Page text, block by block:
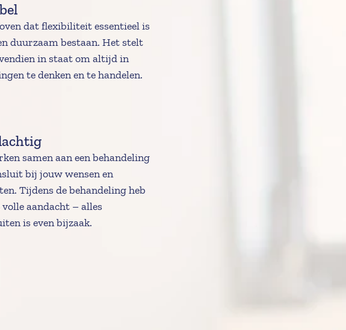
dat flexibiliteit essentieel is
duurzaam bestaan. Het stelt
in staat om altijd in
te denken en te handelen.
samen aan een behandeling
bij jouw wensen en
Tijdens de behandeling heb
volle aandacht – alles
is even bijzaak.